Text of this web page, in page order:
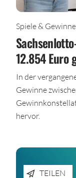
Spiele &
12.854 Euro
In der
Gewinne
hervor.
TEILEN